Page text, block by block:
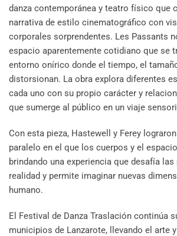
danza contemporánea y teatro físico que
narrativa de estilo cinematográfico con
corporales sorprendentes. Les Passants
espacio aparentemente cotidiano que se
entorno onírico donde el tiempo, el
distorsionan. La obra explora diferentes
cada uno con su propio carácter y
que sumerge al público en un viaje
Con esta pieza, Hastewell y Ferey
paralelo en el que los cuerpos y el
brindando una experiencia que desafía
realidad y permite imaginar nuevas
humano.
El Festival de Danza Traslación continúa
municipios de Lanzarote, llevando el arte